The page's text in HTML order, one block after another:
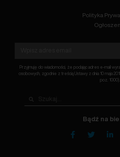
Polityka
Przyjmuję do wiadomości, że podając adres e-mail
osobowych, zgodnie z treścią Ustawy z dnia 10 maja
poz. 1000).
Bądź na